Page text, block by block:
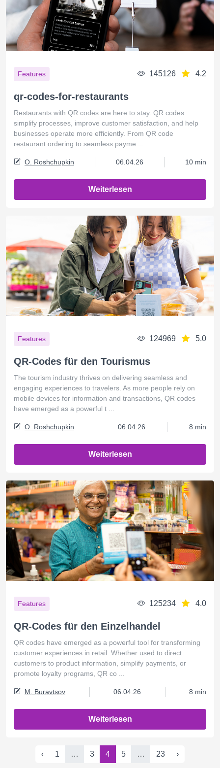
Features 145126 4.2
qr-codes-for-restaurants
Restaurants with QR codes are here to stay. QR codes
simplify processes, improve customer satisfaction, and help
businesses operate more efficiently. From QR code
restaurant ordering to seamless payme ...
O. Roshchupkin 06.04.26 10 min
Weiterlesen
Features 124969 5.0
QR-Codes für den Tourismus
The tourism industry thrives on delivering seamless and
engaging experiences to travelers. As more people rely on
mobile devices for information and transactions, QR codes
have emerged as a powerful t ...
O. Roshchupkin 06.04.26 8 min
Weiterlesen
Features 125234 4.0
QR-Codes für den Einzelhandel
QR codes have emerged as a powerful tool for transforming
customer experiences in retail. Whether used to direct
customers to product information, simplify payments, or
promote loyalty programs, QR co ...
M. Buravtsov 06.04.26 8 min
Weiterlesen
‹ 1 … 3 4 5 … 23 ›